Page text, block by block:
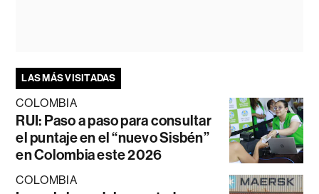
LAS MÁS VISITADAS
COLOMBIA
RUI: Paso a paso para consultar
el puntaje en el “nuevo Sisbén”
en Colombia este 2026
COLOMBIA